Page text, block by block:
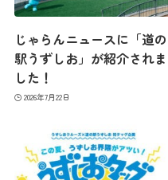
じゃらんニュースに「道の
駅うずしお」が紹介されま
した！
2026年7月22日